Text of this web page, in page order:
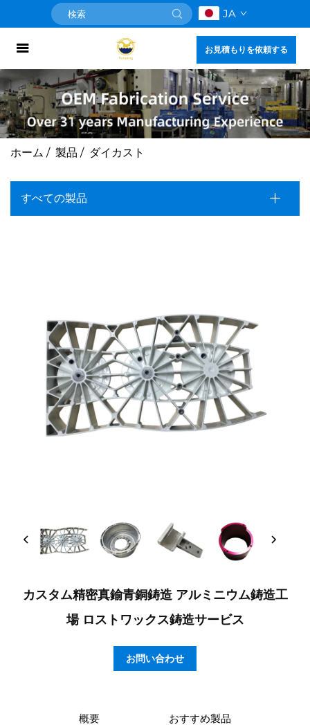
JA
お見積もりを依頼する
ホーム / 製品 / ダイカスト
すべての製品
カスタム精密真鍮青銅鋳造 アルミニウム鋳造工
場 ロストワックス鋳造サービス
お問い合わせ
概要 おすすめ製品